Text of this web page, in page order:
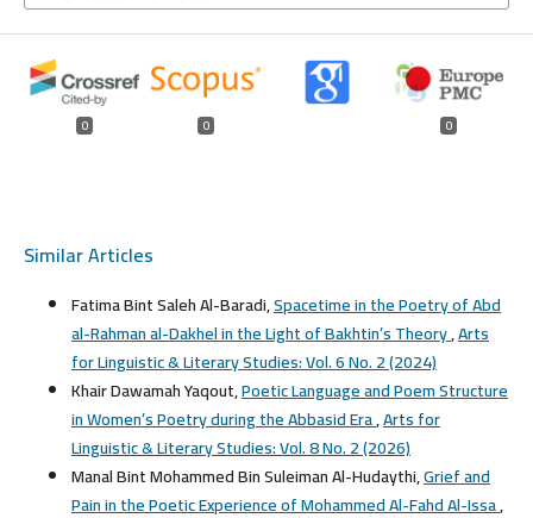
0 0 0
Similar Articles
Fatima Bint Saleh Al-Baradi,Spacetime in the Poetry of Abd
al-Rahman al-Dakhel in the Light of Bakhtin’s Theory,Arts
for Linguistic & Literary Studies: Vol. 6 No. 2 (2024)
Khair Dawamah Yaqout,Poetic Language and Poem Structure
in Women’s Poetry during the Abbasid Era,Arts for
Linguistic & Literary Studies: Vol. 8 No. 2 (2026)
Manal Bint Mohammed Bin Suleiman Al-Hudaythi,Grief and
Pain in the Poetic Experience of Mohammed Al-Fahd Al-Issa,